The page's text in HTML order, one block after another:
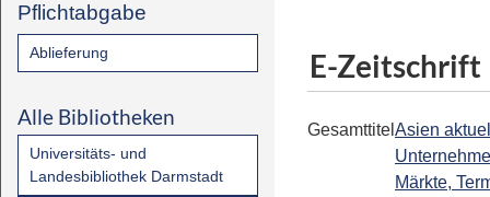
Pflichtabgabe
Ablieferung
Alle Bibliotheken
Universitäts- und
Landesbibliothek Darmstadt
E-Zeitschrift
Gesamttitel Asien
Märkte,